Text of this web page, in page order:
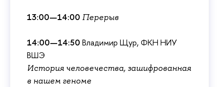
13:00—14:00 Переры
14:00—14:50 ладимир Щур, ФКН НИУ
ШЭ
История человечества, зашифрованная
нашем геноме